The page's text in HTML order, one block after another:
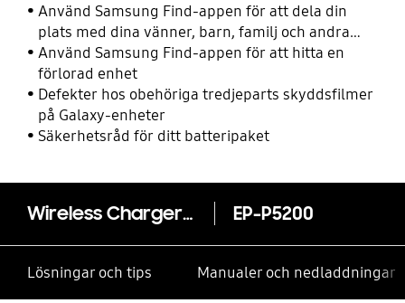
Använd Samsung Find-appen för att dela din
plats med dina vänner, barn, familj och andra
kontakter
Använd Samsung Find-appen för att hitta en
förlorad enhet
Defekter hos obehöriga tredjeparts skyddsfilmer
på Galaxy-enheter
Säkerhetsråd för ditt batteripaket
Wireless Charger Duo Pad EP-P5200
Lösningar och tips Manualer och nedladdningar